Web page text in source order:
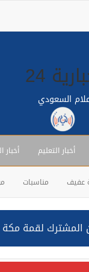
24
السعودي
أخبار التعليم أخبار
عفيف مناسبات
المشترك لقمة
القوات المشتركة